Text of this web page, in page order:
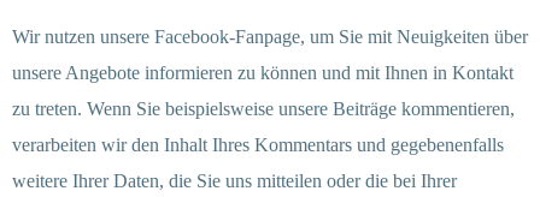
Wir nutzen unsere Facebook-Fanpage, um Sie mit Neuigkeiten über
unsere Angebote informieren zu können und mit Ihnen in Kontakt
zu treten. Wenn Sie beispielsweise unsere Beiträge kommentieren,
verarbeiten wir den Inhalt Ihres Kommentars und gegebenenfalls
weitere Ihrer Daten, die Sie uns mitteilen oder die bei Ihrer